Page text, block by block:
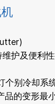
维护及便利
个别冷却系
品的变形最